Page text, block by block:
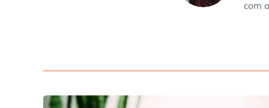
com